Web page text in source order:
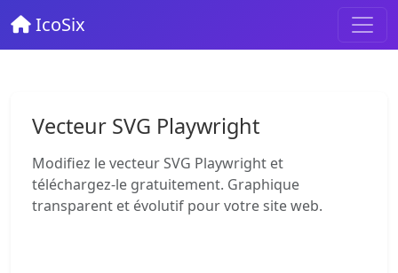
IcoSix
Vecteur SVG Playwright
Modifiez le vecteur SVG Playwright et
téléchargez-le gratuitement. Graphique
transparent et évolutif pour votre site web.